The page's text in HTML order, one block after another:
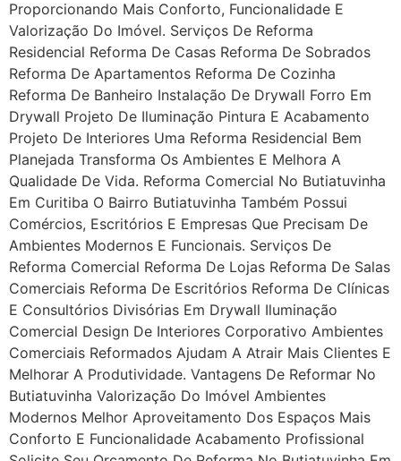
Proporcionando Mais Conforto, Funcionalidade E
Valorização Do Imóvel. Serviços De Reforma
Residencial Reforma De Casas Reforma De Sobrados
Reforma De Apartamentos Reforma De Cozinha
Reforma De Banheiro Instalação De Drywall Forro Em
Drywall Projeto De Iluminação Pintura E Acabamento
Projeto De Interiores Uma Reforma Residencial Bem
Planejada Transforma Os Ambientes E Melhora A
Qualidade De Vida. Reforma Comercial No Butiatuvinha
Em Curitiba O Bairro Butiatuvinha Também Possui
Comércios, Escritórios E Empresas Que Precisam De
Ambientes Modernos E Funcionais. Serviços De
Reforma Comercial Reforma De Lojas Reforma De Salas
Comerciais Reforma De Escritórios Reforma De Clínicas
E Consultórios Divisórias Em Drywall Iluminação
Comercial Design De Interiores Corporativo Ambientes
Comerciais Reformados Ajudam A Atrair Mais Clientes E
Melhorar A Produtividade. Vantagens De Reformar No
Butiatuvinha Valorização Do Imóvel Ambientes
Modernos Melhor Aproveitamento Dos Espaços Mais
Conforto E Funcionalidade Acabamento Profissional